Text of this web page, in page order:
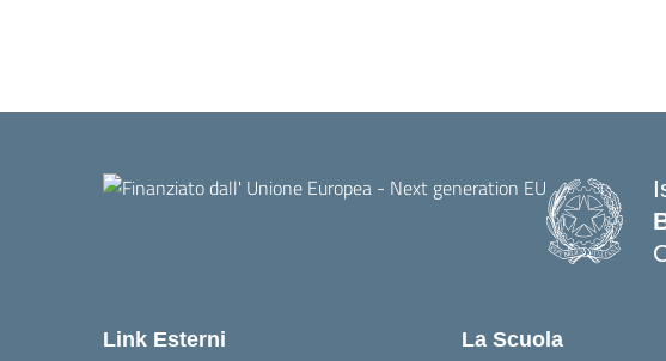
Link Esterni La Scuola